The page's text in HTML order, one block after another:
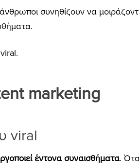
συνηθίζουν να
marketing
viral
έντονα συναισθήματα.